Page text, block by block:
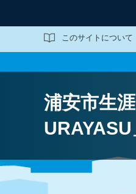
このサイトについて
サイト内検索
浦安市生
URAYASU